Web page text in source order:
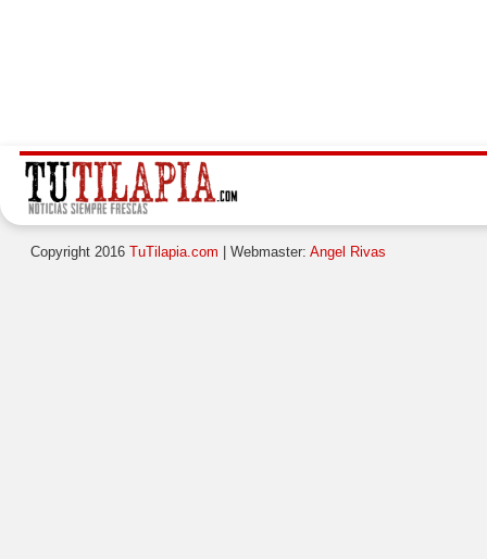
Copyright 2016 TuTilapia.com | Webmaster: Angel Rivas